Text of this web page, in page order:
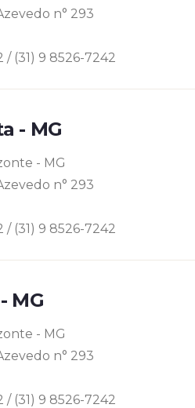
n° 293
/ (31) 9 8526-7242
- MG
- MG
n° 293
/ (31) 9 8526-7242
MG
- MG
n° 293
/ (31) 9 8526-7242